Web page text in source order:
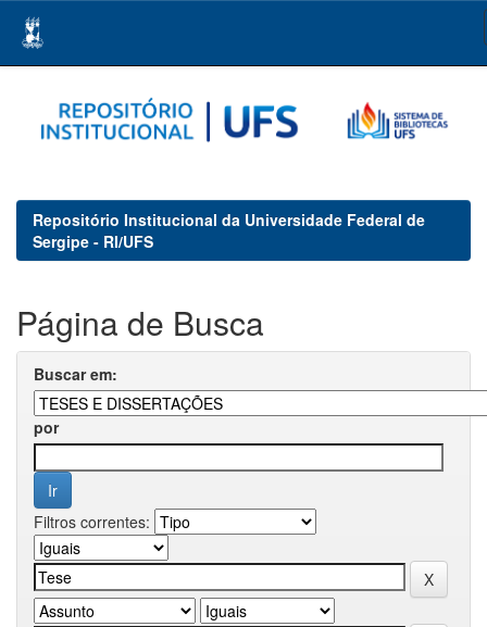
navigation
Repositório Institucional da Universidade Federal de
Sergipe - RI/UFS
Página de Busca
Buscar em:
por
Filtros correntes: